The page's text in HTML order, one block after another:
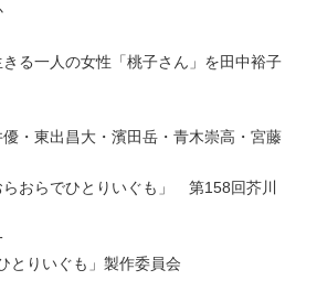
る一人の女性「桃子さん」を田中裕子
・東出昌大・濱田岳・青木崇高・宮藤
らおらでひとりいぐも」 第158回芥川
とりいぐも」製作委員会